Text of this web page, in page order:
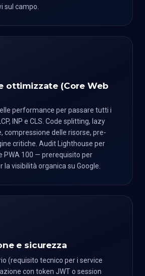
sul campo.
ottimizzate (Core Web
performance per passare tutti i
INP e CLS. Code splitting, lazy
compressione delle risorse, pre-
critiche. Audit Lighthouse per
PWA 100 — prerequisito per
la visibilità organica su Google.
e sicurezza
(requisito tecnico per i service
con token JWT o session